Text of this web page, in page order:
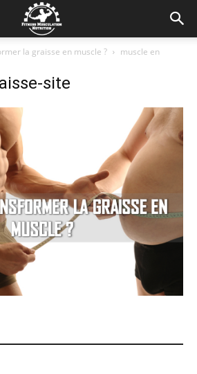
la graisse en muscle ?
muscle en
site